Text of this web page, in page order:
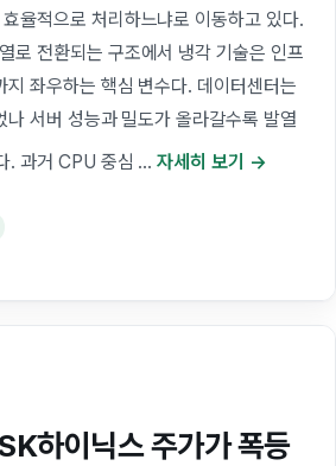
율적으로 처리하느냐로 이동하고 있다.
로 전환되는 구조에서 냉각 기술은 인프
지 좌우하는 핵심 변수다. 데이터센터는
나 서버 성능과 밀도가 올라갈수록 발열
. 과거 CPU 중심 …자세히 보기
하이닉스 주가가 폭등